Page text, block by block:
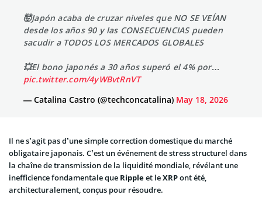
🤯Japón acaba de cruzar niveles que NO SE VEÍAN
desde los años 90 y las CONSECUENCIAS pueden
sacudir a TODOS LOS MERCADOS GLOBALES
💥El bono japonés a 30 años superó el 4% por…
pic.twitter.com/4yWBvtRnVT
— Catalina Castro (@techconcatalina) May 18, 2026
Il ne s’agit pas d’une simple correction domestique du marché
obligataire japonais. C’est un événement de stress structurel dans
la chaîne de transmission de la liquidité mondiale, révélant une
inefficience fondamentale que Rippleet leXRPont été,
architecturalement, conçus pour résoudre.